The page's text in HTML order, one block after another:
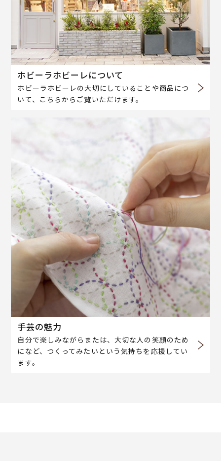
ホビーラホビーレについて
ホビーラホビーレの大切にしていることや商品につ
いて、こちらからご覧いただけます。
手芸の魅力
自分で楽しみながらまたは、大切な人の笑顔のため
になど、つくってみたいという気持ちを応援してい
ます。